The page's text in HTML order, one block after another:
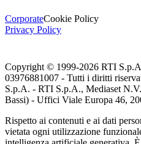
CorporateCookie Policy
Privacy Policy
Copyright © 1999-2026 RTI
03976881007 - Tutti i diritti
S.p.A. - RTI S.p.A., Mediaset
Bassi) - Uffici Viale Europa 46,
Rispetto ai contenuti e ai dati
vietata ogni utilizzazione